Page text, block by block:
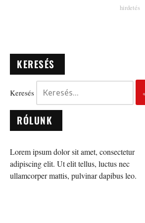
KERESÉS
Keresés
RÓLUNK
Lorem ipsum dolor sit amet, consectetur
adipiscing elit. Ut elit tellus, luctus nec
ullamcorper mattis, pulvinar dapibus leo.